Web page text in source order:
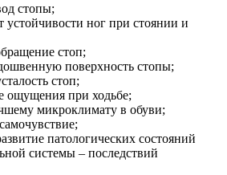
стопы;
устойчивости ног при стоянии и
стоп;
поверхность стопы;
стоп;
ощущения при ходьбе;
микроклимату в обуви;
патологических состояний
системы – последствий